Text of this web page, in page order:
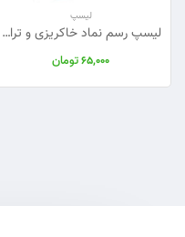
لیسپ
لیسپ رسم نماد خاکریزی و ترانشه
65,000تومان